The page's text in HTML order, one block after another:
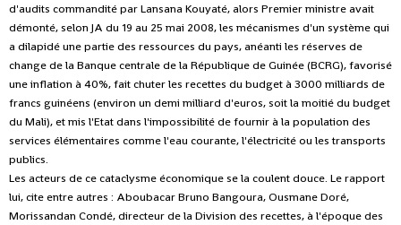
d'audits commandité par Lansana Kouyaté, alors Premier ministre avait
démonté, selon JA du 19 au 25 mai 2008, les mécanismes d'un système qui
a dilapidé une partie des ressources du pays, anéanti les réserves de
change de la Banque centrale de la République de Guinée (BCRG), favorisé
une inflation à 40%, fait chuter les recettes du budget à 3000 milliards de
francs guinéens (environ un demi milliard d'euros, soit la moitié du budget
du Mali), et mis l'Etat dans l'impossibilité de fournir à la population des
services élémentaires comme l'eau courante, l'électricité ou les transports
publics.
Les acteurs de ce cataclysme économique se la coulent douce. Le rapport
lui, cite entre autres : Aboubacar Bruno Bangoura, Ousmane Doré,
Morissandan Condé, directeur de la Division des recettes, à l'époque des